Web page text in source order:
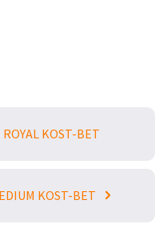
KOST-BET
KOST-BET